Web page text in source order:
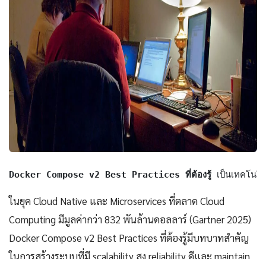
Docker Compose v2 Best Practices ที่ต้องรู้ เป็นเทคโน
ในยุค Cloud Native และ Microservices ที่ตลาด Cloud
Computing มีมูลค่ากว่า 832 พันล้านดอลลาร์ (Gartner 2025)
Docker Compose v2 Best Practices ที่ต้องรู้มีบทบาทสำคัญ
ในการสร้างระบบที่มี scalability สูง reliability ดีและ maintain